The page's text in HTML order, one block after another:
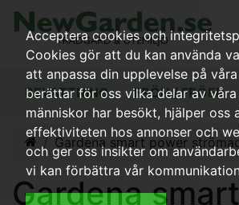
BEVATTNING FRÖN / FRÖER
Gardena smart power
Gardena
Acceptera cookies och
Cookies gör att du kan använda
att anpassa din upplevelse på
berättar för oss vilka delar av
människor har besökt, hjälper oss
effektiviteten hos annonser och
och ger oss insikter om
vi kan förbättra vår